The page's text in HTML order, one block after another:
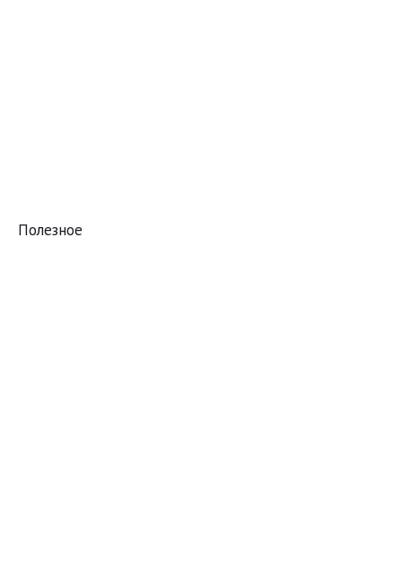
Полезное